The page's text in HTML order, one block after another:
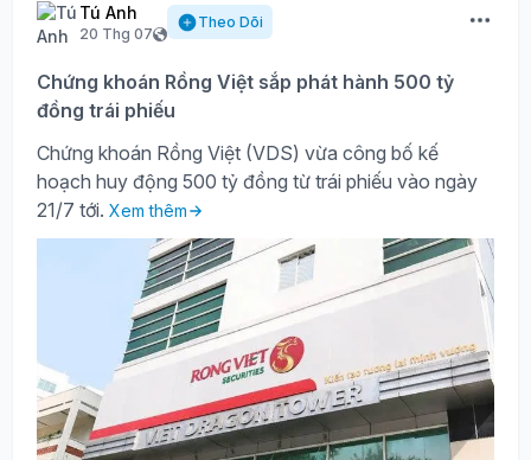
Tú Anh
20 Thg 07
Theo Dõi
Chứng khoán Rồng Việt sắp phát hành 500 tỷ
đồng trái phiếu
Chứng khoán Rồng Việt (VDS) vừa công bố kế
hoạch huy động 500 tỷ đồng từ trái phiếu vào ngày
21/7 tới. Xem thêm